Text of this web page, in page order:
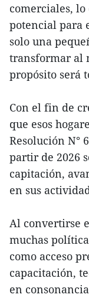
comerciales,
potencial para
solo una
transformar al
propósito será
Con el fin de
que esos
Resolución N°
partir de 2026
capitación,
en sus
Al convertirse
muchas
como acceso
capacitación,
en